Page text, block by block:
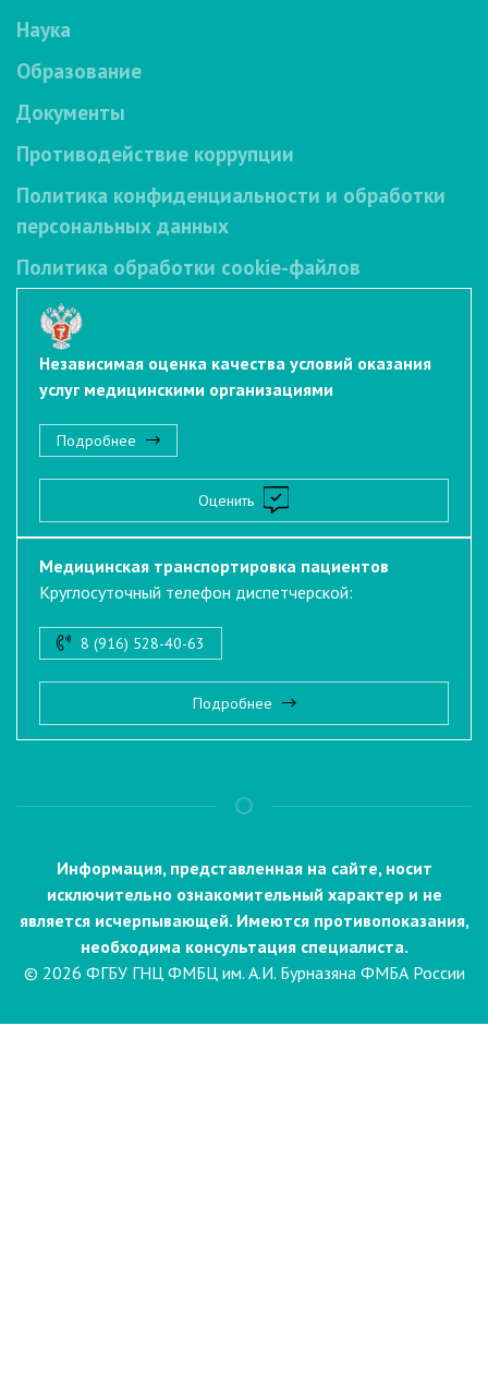
Наука
Образование
Документы
Противодействие коррупции
Политика конфиденциальности и обработки
персональных данных
Политика обработки cookie-файлов
Независимая оценка качества условий оказания
услуг медицинскими организациями
Подробнее
Оценить
Медицинская транспортировка пациентов
Круглосуточный телефон диспетчерской:
8 (916) 528-40-63
Подробнее
Информация, представленная на сайте, носит
исключительно ознакомительный характер и не
является исчерпывающей. Имеются противопоказания,
необходима консультация специалиста.
© 2026 ФГБУ ГНЦ ФМБЦ им. А.И. Бурназяна ФМБА России